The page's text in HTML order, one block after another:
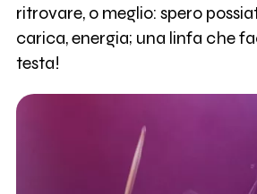
ritrovare, o meglio: spero
carica, energia; una linfa che
testa!